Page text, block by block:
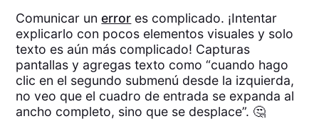
Comunicar unerror es complicado. ¡Intentar
explicarlo con pocos elementos visuales y solo
texto es aún más complicado! Capturas
pantallas y agregas texto como “cuando hago
clic en el segundo submenú desde la izquierda,
no veo que el cuadro de entrada se expanda al
ancho completo, sino que se desplace”. 🤔